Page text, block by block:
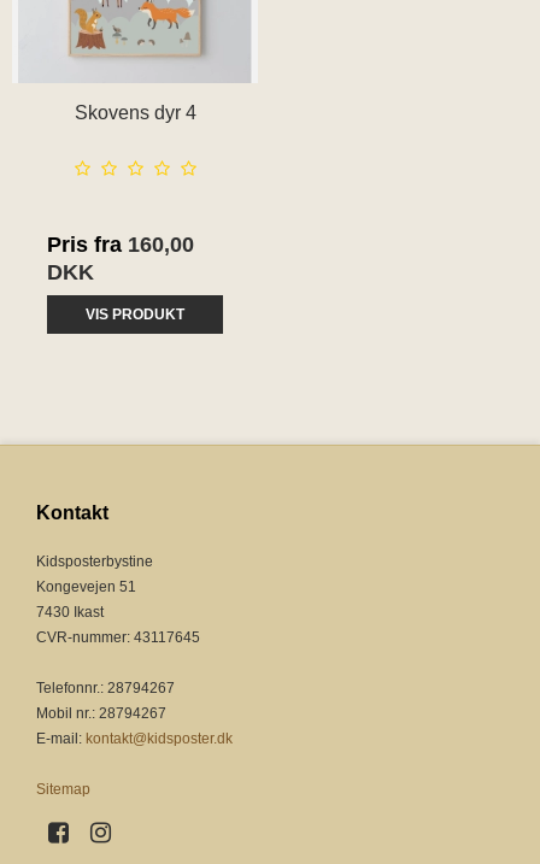
Skovens dyr 4
Pris fra 160,00
DKK
VIS PRODUKT
Kontakt
Kidsposterbystine
Kongevejen 51
7430 Ikast
CVR-nummer: 43117645
Telefonnr.: 28794267
Mobil nr.: 28794267
E-mail : kontakt@kidsposter.dk
Sitemap